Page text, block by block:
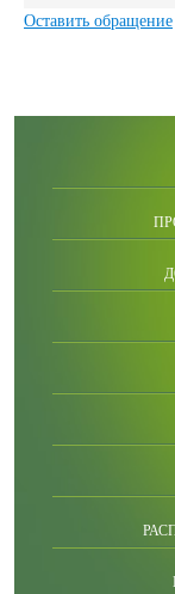
Оставить обращение